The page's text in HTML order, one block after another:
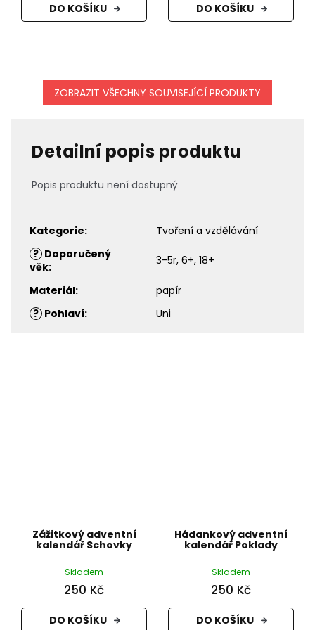
DO KOŠÍKU DO KOŠÍKU
ZOBRAZIT VŠECHNY SOUVISEJÍCÍ PRODUKTY
Detailní popis produktu
Popis produktu není dostupný
Kategorie:
Tvoření a vzdělávání
? Doporučený
věk: 3-5r, 6+, 18+
Materiál:
papír
? Pohlaví: Uni
Zážitkový adventní
kalendář Schovky
Skladem
250 Kč
DO KOŠÍKU
Hádankový adventní
kalendář Poklady
Skladem
250 Kč
DO KOŠÍKU